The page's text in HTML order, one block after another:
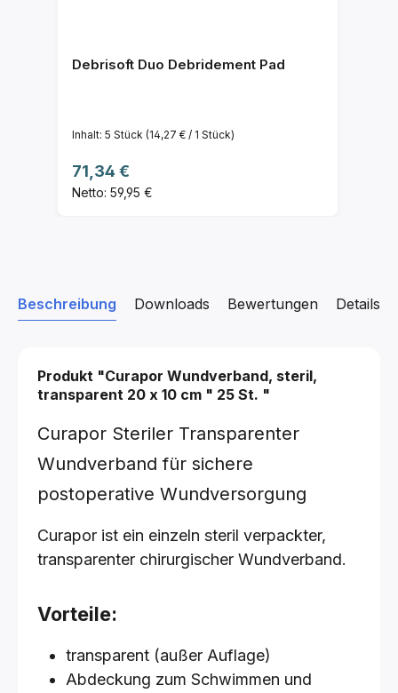
Debrisoft Duo Debridement Pad
Inhalt: 5 Stück (14,27 € / 1 Stück)
Regulärer Preis:
71,34 €
Netto: 59,95 €
Beschreibung Downloads Details
Bewertungen
Produkt "Curapor Wundverband, steril,
transparent 20 x 10 cm " 25 St. "
Curapor Steriler Transparenter
Wundverband für sichere
postoperative Wundversorgung
Curapor ist ein einzeln steril verpackter,
transparenter chirurgischer Wundverband.
Vorteile:
transparent (außer Auflage)
Abdeckung zum Schwimmen und